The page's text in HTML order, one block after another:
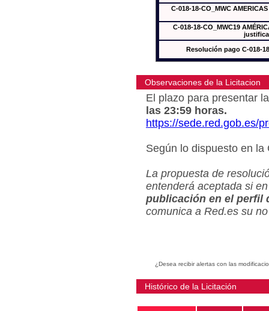
C-018-18-CO_MWC
C-018-18-CO_MWC19
Resolución pago C-018-
Observaciones de la Licitacion
El plazo para presentar
las 23:59 horas.
https://sede.red.gob.es/
Según lo dispuesto en
La propuesta de
entenderá aceptada si
publicación en el perfil
comunica a Red.es su
¿Desea recibir alertas con las
Histórico de la Licitación